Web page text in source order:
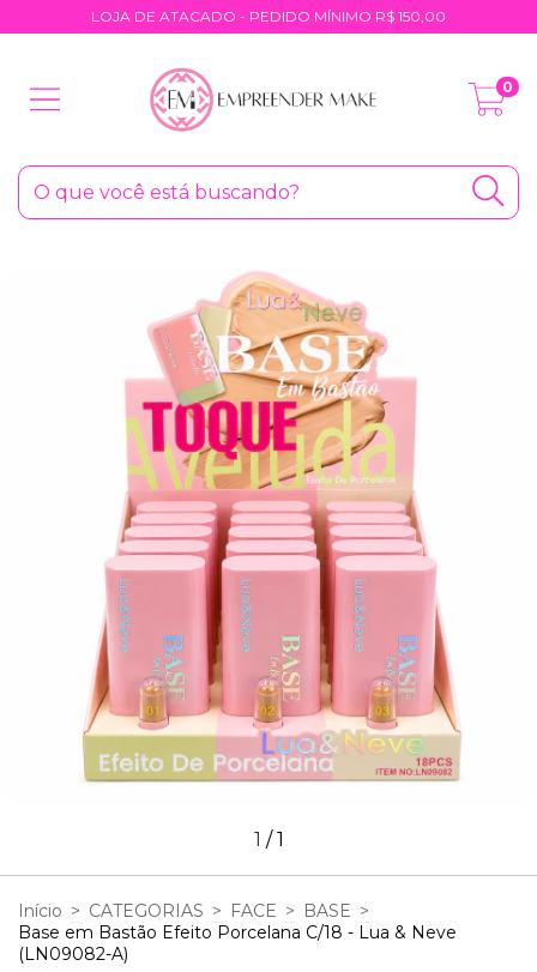
LOJA DE ATACADO - PEDIDO MÍNIMO R$ 150,00
0
1 /1
Início > CATEGORIAS > FACE > BASE >
Base em Bastão Efeito Porcelana C/18 - Lua & Neve
(LN09082-A)